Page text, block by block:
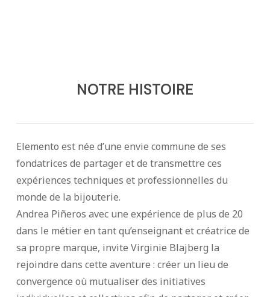
NOTRE HISTOIRE
Elemento est née d’une envie commune de ses
fondatrices de partager et de transmettre ces
expériences techniques et professionnelles du
monde de la bijouterie.
Andrea Piñeros avec une expérience de plus de 20
dans le métier en tant qu’enseignant et créatrice de
sa propre marque, invite Virginie Blajberg la
rejoindre dans cette aventure : créer un lieu de
convergence où mutualiser des initiatives